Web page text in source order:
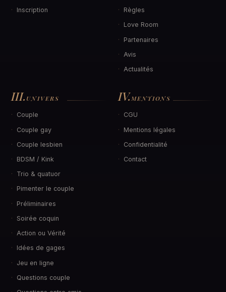
Inscription
Règles
Love Room
Partenaires
Avis
Actualités
III. UNIVERS
Couple
Couple gay
Couple lesbien
BDSM / Kink
Trio & quatuor
Pimenter le couple
Préliminaires
Soirée coquin
Action ou Vérité
Idées de gages
Jeu en ligne
Questions couple
IV.MENTIONS
CGU
Mentions légales
Confidentialité
Contact